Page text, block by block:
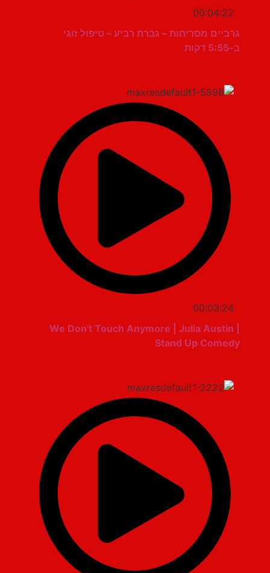
00:04:22
גרביים מסריחות – גברת רביע – טיפול זוגי
00:03:24
We Don't Touch Anymore | Julia Austin |
Stand Up Comedy